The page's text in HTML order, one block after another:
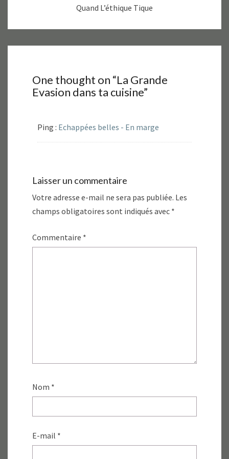
Quand L’éthique Tique
One thought on “La Grande
Evasion dans ta cuisine”
Ping : Echappées belles - En marge
Laisser un commentaire
Votre adresse e-mail ne sera pas publiée. Les
champs obligatoires sont indiqués avec *
Commentaire *
Nom *
E-mail *